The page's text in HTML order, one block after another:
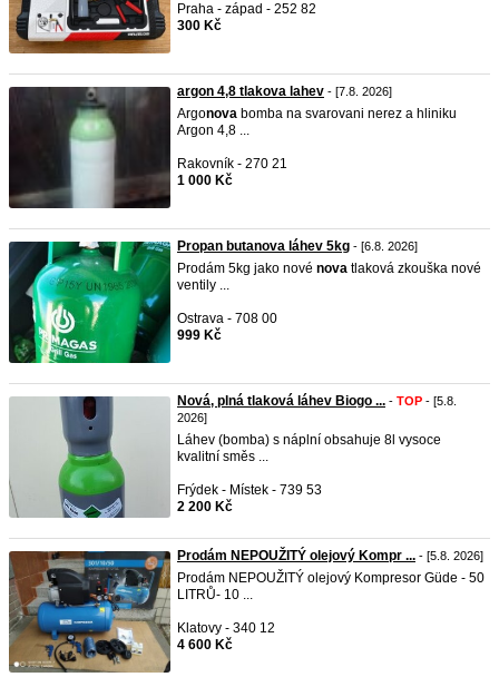
Praha - západ - 252 82
300 Kč
argon 4,8 tlakova lahev - [7.8. 2026]
Argonova bomba na svarovani nerez a hliniku
Argon 4,8 ...
Rakovník - 270 21
1 000 Kč
Propan butanova láhev 5kg - [6.8. 2026]
Prodám 5kg jako nové nova tlaková zkouška nové
ventily ...
Ostrava - 708 00
999 Kč
Nová, plná tlaková láhev Biogo ... - TOP - [5.8.
2026]
Láhev (bomba) s náplní obsahuje 8l vysoce
kvalitní směs ...
Frýdek - Místek - 739 53
2 200 Kč
Prodám NEPOUŽITÝ olejový Kompr ... - [5.8. 2026]
Prodám NEPOUŽITÝ olejový Kompresor Güde - 50
LITRŮ- 10 ...
Klatovy - 340 12
4 600 Kč